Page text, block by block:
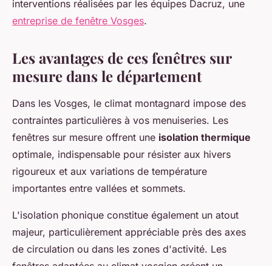
interventions réalisées par les équipes Dacruz, une
entreprise de fenêtre Vosges.
Les avantages de ces fenêtres sur
mesure dans le département
Dans les Vosges, le climat montagnard impose des
contraintes particulières à vos menuiseries. Les
fenêtres sur mesure offrent une isolation thermique
optimale, indispensable pour résister aux hivers
rigoureux et aux variations de température
importantes entre vallées et sommets.
L'isolation phonique constitue également un atout
majeur, particulièrement appréciable près des axes
de circulation ou dans les zones d'activité. Les